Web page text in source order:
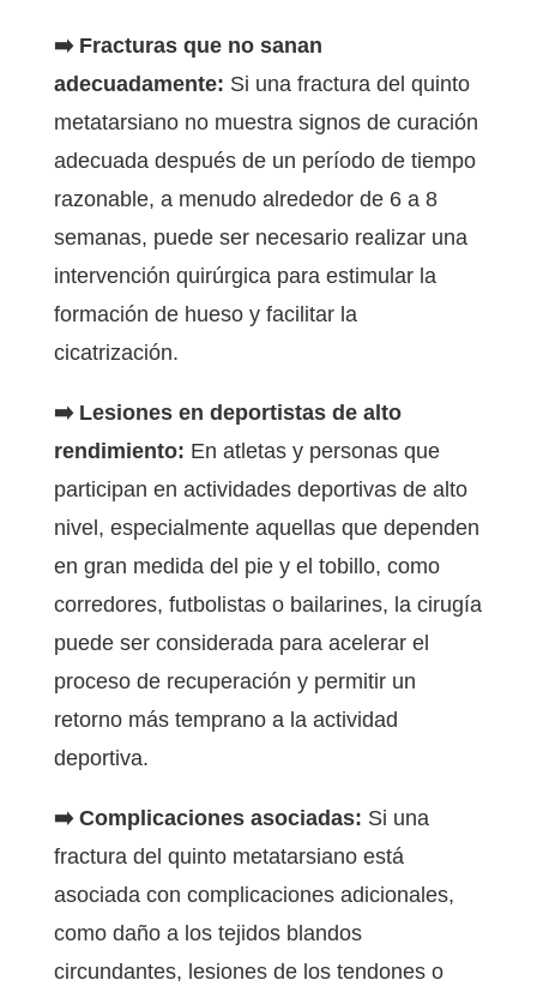
➡️ Fracturas que no sanan
adecuadamente: Si una fractura del quinto
metatarsiano no muestra signos de curación
adecuada después de un período de tiempo
razonable, a menudo alrededor de 6 a 8
semanas, puede ser necesario realizar una
intervención quirúrgica para estimular la
formación de hueso y facilitar la
cicatrización.
➡️ Lesiones en deportistas de alto
rendimiento: En atletas y personas que
participan en actividades deportivas de alto
nivel, especialmente aquellas que dependen
en gran medida del pie y el tobillo, como
corredores, futbolistas o bailarines, la cirugía
puede ser considerada para acelerar el
proceso de recuperación y permitir un
retorno más temprano a la actividad
deportiva.
➡️ Complicaciones asociadas: Si una
fractura del quinto metatarsiano está
asociada con complicaciones adicionales,
como daño a los tejidos blandos
circundantes, lesiones de los tendones o